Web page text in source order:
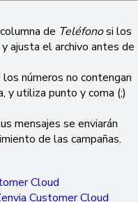
de Teléfonosi los
ajusta el archivo antes de
números no contengan
y utiliza punto y coma (;)
mensajes se enviarán
de las campañas.
Cloud
Customer Cloud